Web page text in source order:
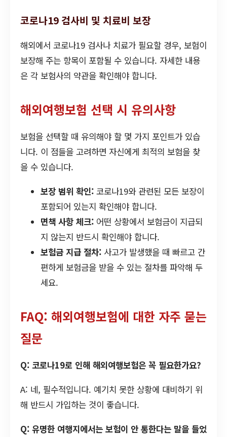
코로나19 검사비 및 치료비 보장
해외에서 코로나19 검사나 치료가 필요할 경우, 보험이
보장해 주는 항목이 포함될 수 있습니다. 자세한 내용
은 각 보험사의 약관을 확인해야 합니다.
해외여행보험 선택 시 유의사항
보험을 선택할 때 유의해야 할 몇 가지 포인트가 있습
니다. 이 점들을 고려하면 자신에게 최적의 보험을 찾
을 수 있습니다.
보장 범위 확인: 코로나19와 관련된 모든 보장이
포함되어 있는지 확인해야 합니다.
면책 사항 체크: 어떤 상황에서 보험금이 지급되
지 않는지 반드시 확인해야 합니다.
보험금 지급 절차: 사고가 발생했을 때 빠르고 간
편하게 보험금을 받을 수 있는 절차를 파악해 두
세요.
FAQ: 해외여행보험에 대한 자주 묻는
질문
Q: 코로나19로 인해 해외여행보험은 꼭 필요한가요?
A: 네, 필수적입니다. 예기치 못한 상황에 대비하기 위
해 반드시 가입하는 것이 좋습니다.
Q: 유명한 여행지에서는 보험이 안 통한다는 말을 들었